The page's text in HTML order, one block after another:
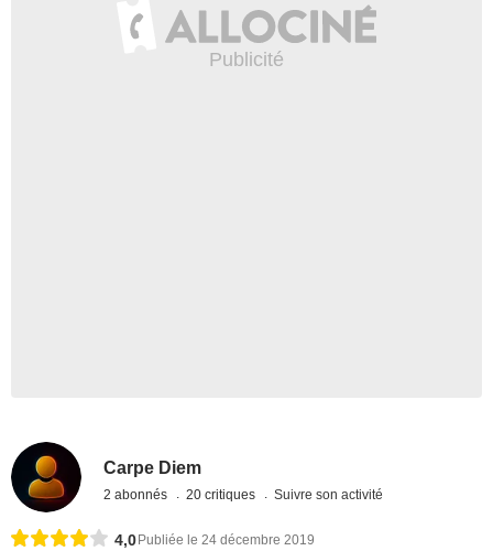
Carpe Diem
2 abonnés 20 critiques Suivre son activité
4,0 Publiée le 24 décembre 2019